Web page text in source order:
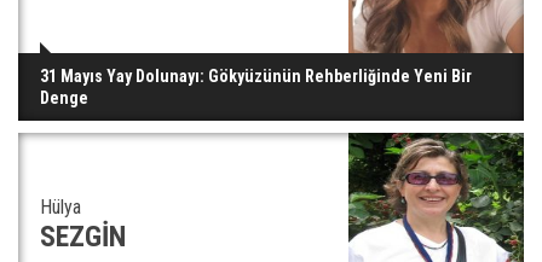
31 Mayıs Yay Dolunayı: Gökyüzünün Rehberliğinde Yeni Bir
Denge
Hülya
SEZGİN